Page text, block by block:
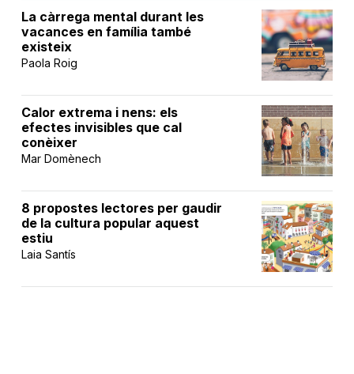
La càrrega mental durant les
vacances en família també
existeix
Paola Roig
Calor extrema i nens: els
efectes invisibles que cal
conèixer
Mar Domènech
8 propostes lectores per gaudir
de la cultura popular aquest
estiu
Laia Santís